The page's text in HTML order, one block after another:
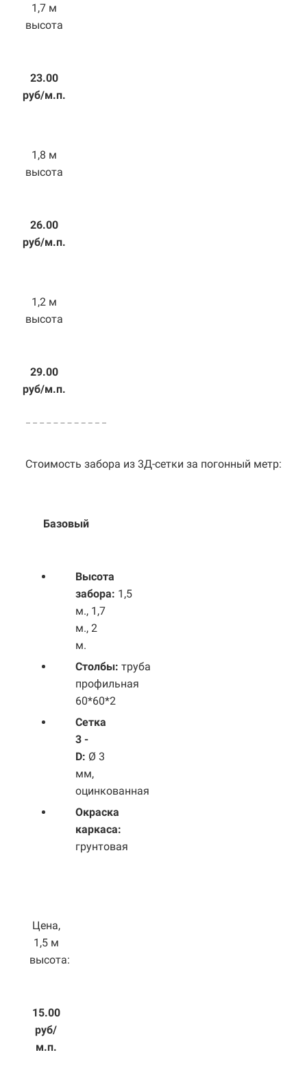
1,7 м
высота
23.00
руб/м.п.
1,8 м
высота
26.00
руб/м.п.
1,2 м
высота
29.00
руб/м.п.
Стоимость забора из 3Д-сетки за погонный метр:
Базовый
Высота
забора: 1,5
м., 1,7
м., 2
м.
Столбы: труба
профильная
60*60*2
Сетка
3 -
D: Ø 3
мм,
оцинкованная
Окраска
каркаса:
грунтовая
Цена,
1,5 м
высота:
15.00
руб/
м.п.